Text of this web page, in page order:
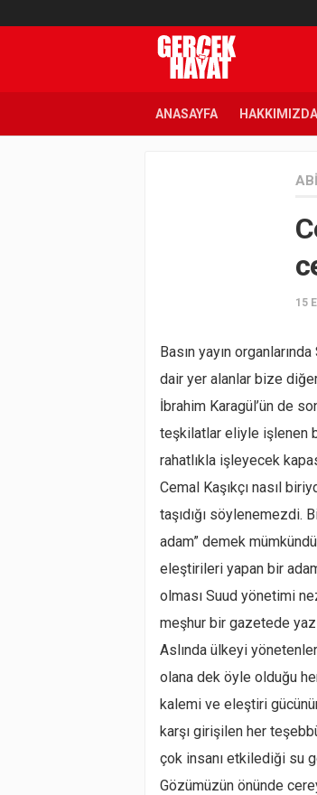
ANASAYFA HAKKIMIZDA
15
Basın yayın
dair yer alanlar bize diğer
İbrahim Karagül’ün de
teşkilatlar eliyle işlenen
rahatlıkla işleyecek
Cemal Kaşıkçı nasıl
taşıdığı söylenemezdi.
adam” demek
eleştirileri yapan bir
olması Suud yönetimi
meşhur bir gazetede
Aslında ülkeyi
olana dek öyle olduğu
kalemi ve eleştiri
karşı girişilen her
çok insanı etkilediği su
Gözümüzün önünde